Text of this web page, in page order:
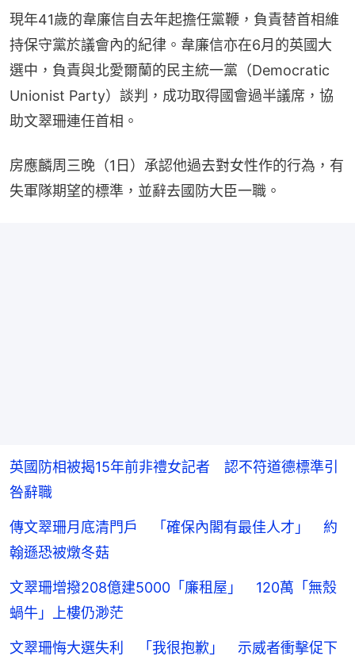
現年41歲的韋廉信自去年起擔任黨鞭，負責替首相維
持保守黨於議會內的紀律。韋廉信亦在6月的英國大
選中，負責與北愛爾蘭的民主統一黨（Democratic
Unionist Party）談判，成功取得國會過半議席，協
助文翠珊連任首相。
房應麟周三晚（1日）承認他過去對女性作的行為，有
失軍隊期望的標準，並辭去國防大臣一職。
英國防相被揭15年前非禮女記者 認不符道德標準引
咎辭職
傳文翠珊月底清門戶 「確保內閣有最佳人才」 約
翰遜恐被燉冬菇
文翠珊增撥208億建5000「廉租屋」 120萬「無殼
蝸牛」上樓仍渺茫
文翠珊悔大選失利 「我很抱歉」 示威者衝擊促下